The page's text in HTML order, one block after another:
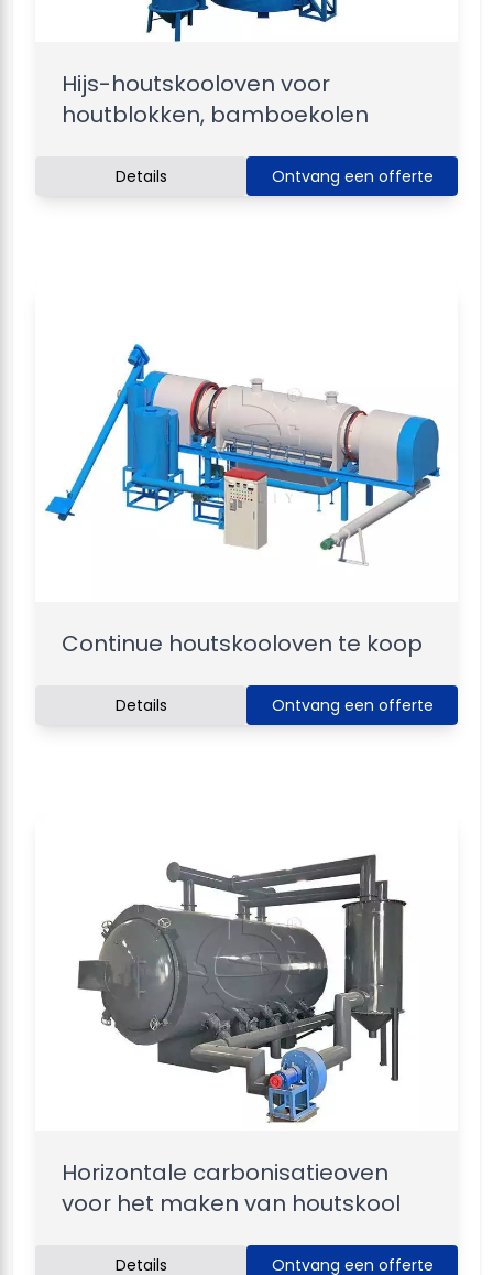
Hijs-houtskooloven voor
houtblokken, bamboekolen
Details Ontvang een offerte
Continue houtskooloven te koop
Details Ontvang een offerte
Horizontale carbonisatieoven
voor het maken van houtskool
Details Ontvang een offerte